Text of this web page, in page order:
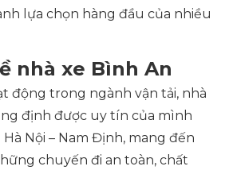
lựa chọn hàng đầu của nhiều
nhà xe Bình An
động trong ngành vận tải, nhà
định được uy tín của mình
Nội – Nam Định, mang đến
chuyến đi an toàn, chất